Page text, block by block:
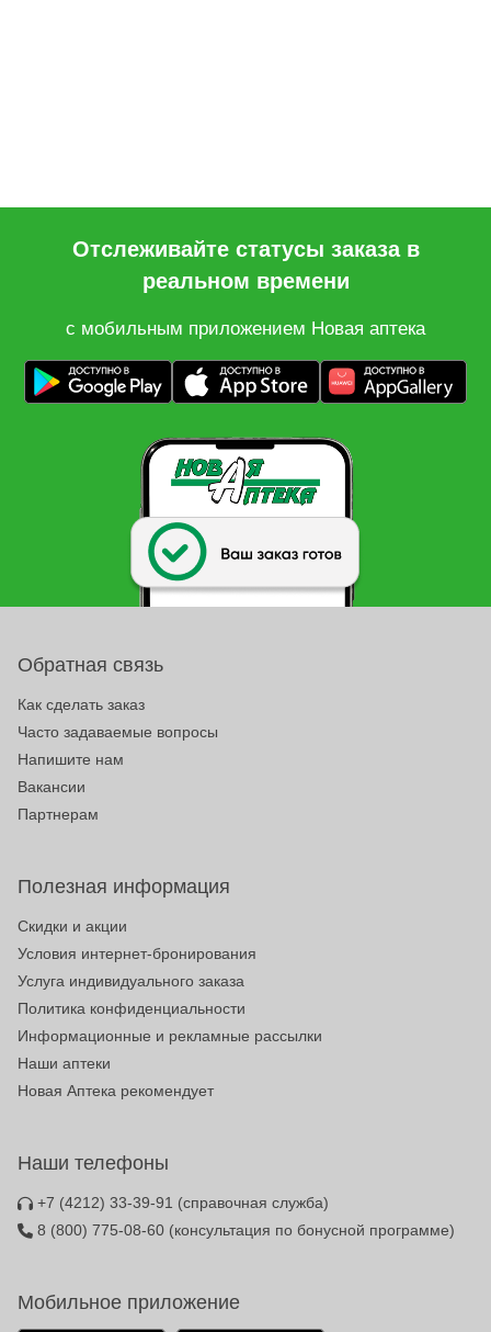
Отслеживайте статусы заказа в
реальном времени
с мобильным приложением Новая аптека
Обратная связь
Как сделать заказ
Часто задаваемые вопросы
Напишите нам
Вакансии
Партнерам
Полезная информация
Скидки и акции
Условия интернет-бронирования
Услуга индивидуального заказа
Политика конфиденциальности
Информационные и рекламные рассылки
Наши аптеки
Новая Аптека рекомендует
Наши телефоны
+7 (4212) 33-39-91 (справочная служба)
8 (800) 775-08-60 (консультация по бонусной программе)
Мобильное приложение